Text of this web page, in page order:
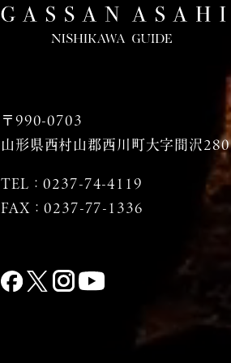
〒990-0703
山形県西村山郡西川町大字間沢280
TEL：0237-74-4119
FAX：0237-77-1336